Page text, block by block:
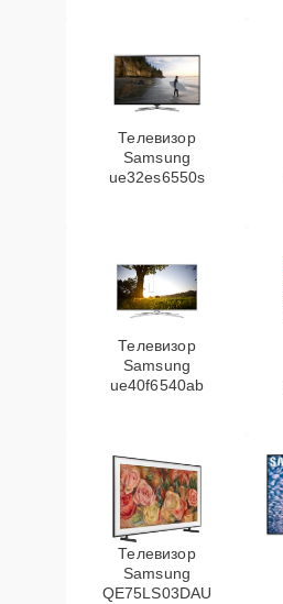
Телевизор
Samsung
ue32es6550s
Телевизор
Samsung
ue40f6540ab
Телевизор
Samsung
QE75LS03DAU